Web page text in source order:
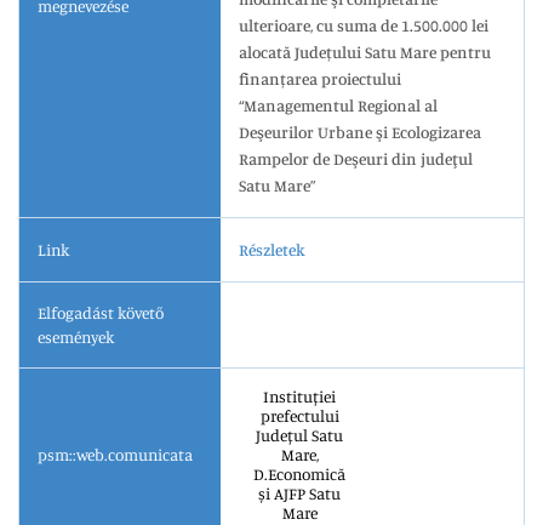
megnevezése
ulterioare, cu suma de 1.500.000 lei
alocată Județului Satu Mare pentru
finanțarea proiectului
“Managementul Regional al
Deşeurilor Urbane şi Ecologizarea
Rampelor de Deşeuri din judeţul
Satu Mare”
Link Részletek
Elfogadást követő
események
psm::web.comunicata
Instituției
prefectului
Județul Satu
Mare,
D.Economică
și AJFP Satu
Mare